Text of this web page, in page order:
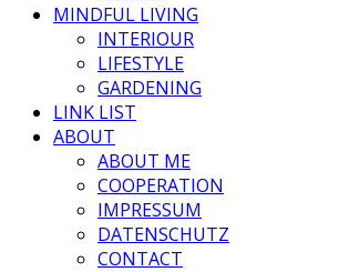
MINDFUL LIVING
INTERIOUR
LIFESTYLE
GARDENING
LINK LIST
ABOUT
ABOUT ME
COOPERATION
IMPRESSUM
DATENSCHUTZ
CONTACT